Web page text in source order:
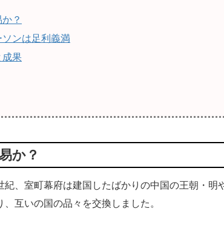
？
ンは足利義満
成果
か？
、室町幕府は建国したばかりの中国の王朝・明
互いの国の品々を交換しました。